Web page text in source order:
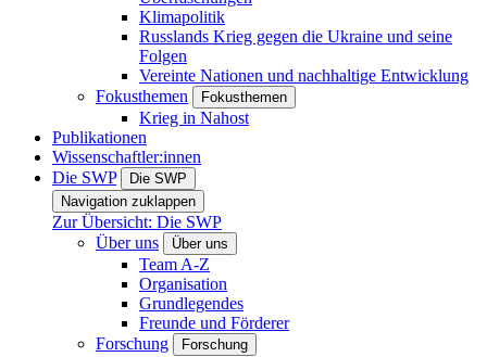
Klimapolitik
Russlands Krieg gegen die Ukraine und seine
Folgen
Vereinte Nationen und nachhaltige Entwicklung
Fokusthemen
Fokusthemen
Krieg in Nahost
Publikationen
Wissenschaftler:innen
Die SWP
Die SWP
Navigation zuklappen
Zur Übersicht: Die SWP
Über uns
Über uns
Team A-Z
Organisation
Grundlegendes
Freunde und Förderer
Forschung
Forschung